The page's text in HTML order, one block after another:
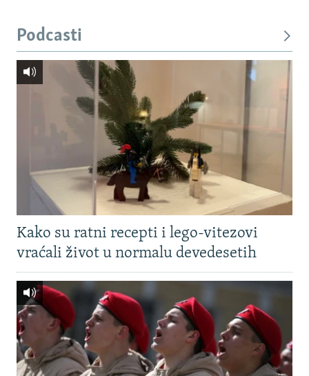
Podcasti
Kako su ratni recepti i lego-vitezovi
vraćali život u normalu devedesetih